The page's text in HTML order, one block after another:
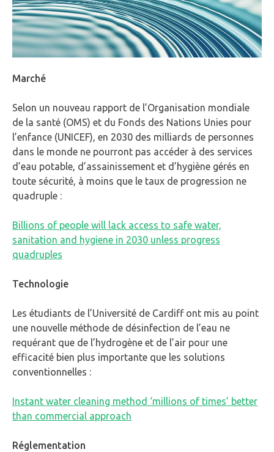
Marché
Selon un nouveau rapport de l’Organisation mondiale
de la santé (OMS) et du Fonds des Nations Unies pour
l’enfance (UNICEF), en 2030 des milliards de personnes
dans le monde ne pourront pas accéder à des services
d’eau potable, d’assainissement et d’hygiène gérés en
toute sécurité, à moins que le taux de progression ne
quadruple :
Billions of people will lack access to safe water,
sanitation and hygiene in 2030 unless progress
quadruples
Technologie
Les étudiants de l’Université de Cardiff ont mis au point
une nouvelle méthode de désinfection de l’eau ne
requérant que de l’hydrogène et de l’air pour une
efficacité bien plus importante que les solutions
conventionnelles :
Instant water cleaning method ‘millions of times’ better
than commercial approach
Réglementation